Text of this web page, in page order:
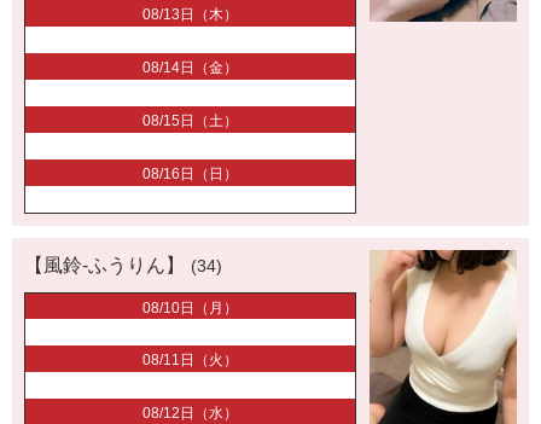
08/13日（木）
08/14日（金）
08/15日（土）
08/16日（日）
【風鈴-ふうりん】 (34)
08/10日（月）
08/11日（火）
08/12日（水）